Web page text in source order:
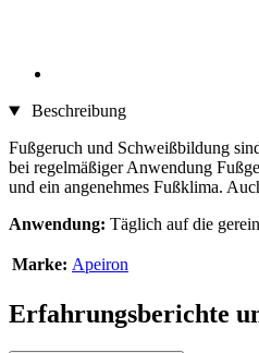
Beschreibung
Fußgeruch und Schweißbildung
bei regelmäßiger Anwendung
und ein angenehmes Fußklima.
Anwendung: Täglich auf die
Marke: Apeiron
Erfahrungsberichte